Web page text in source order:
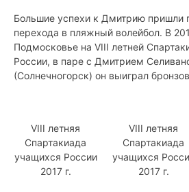
Большие успехи к Дмитрию пришли
перехода в пляжный волейбол. В
Подмосковье на VIII летней
России, в паре с Дмитрием
(Солнечногорск) он выиграл
VIII летняя
Спартакиада
учащихся России
2017 г.
VIII летняя
Спартакиада
учащихся
2017 г.